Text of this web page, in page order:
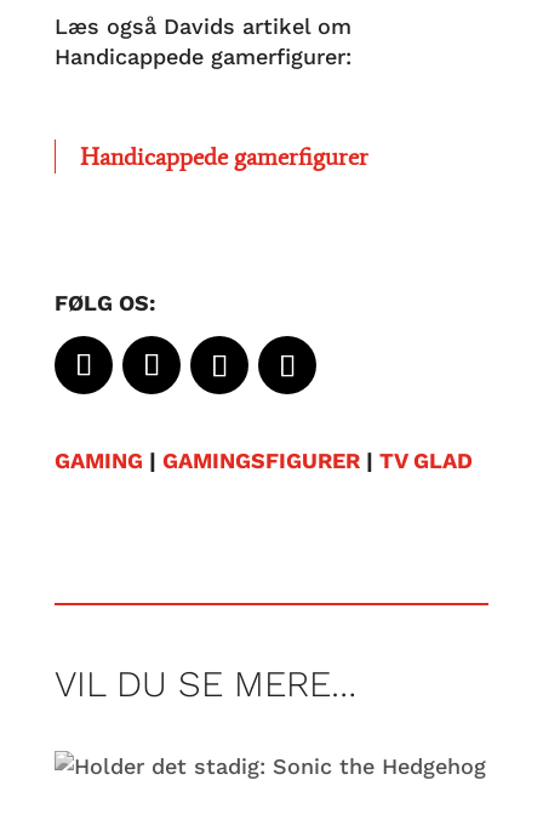
Læs også Davids artikel om
Handicappede gamerfigurer:
Handicappede gamerfigurer
FØLG OS:
GAMING | GAMINGSFIGURER| TV GLAD
VIL DU SE MERE…